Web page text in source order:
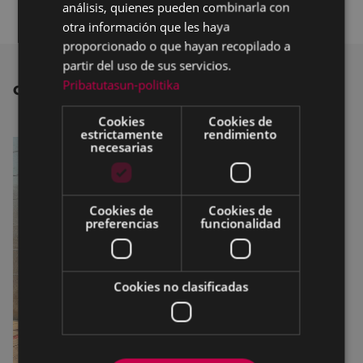
OTRAS NOTICIAS
análisis, quienes pueden combinarla con
otra información que les haya
proporcionado o que hayan recopilado a
partir del uso de sus servicios.
Pribatutasun-politika
Cookies
estrictamente
necesarias
Cookies de
rendimiento
Cookies de
preferencias
Cookies de
funcionalidad
Cookies no clasificadas